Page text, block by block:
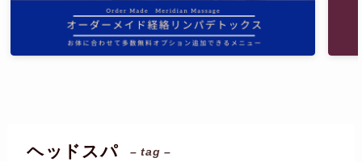
ヘッドスパ – tag –